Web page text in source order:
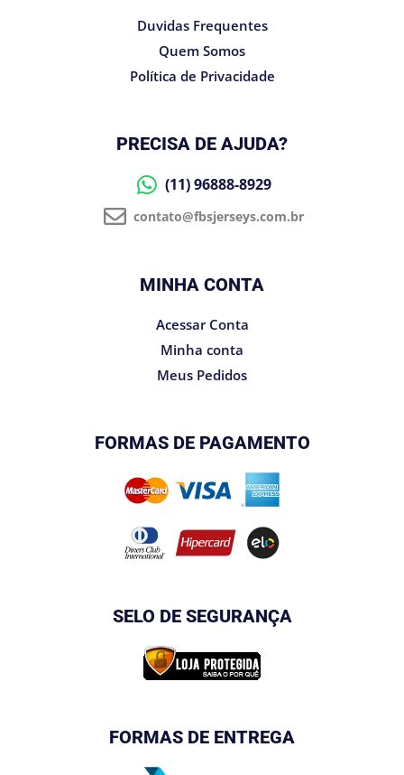
Duvidas Frequentes
Quem Somos
Política de Privacidade
PRECISA DE AJUDA?
(11) 96888-8929
contato@fbsjerseys.com.br
MINHA CONTA
Acessar Conta
Minha conta
Meus Pedidos
FORMAS DE PAGAMENTO
SELO DE SEGURANÇA
FORMAS DE ENTREGA